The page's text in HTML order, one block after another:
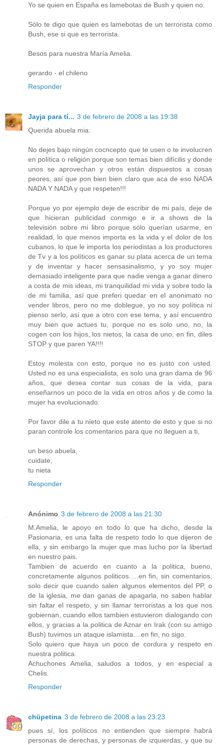
Yo se quien en España es lamebotas de Bush y quien no.
Sólo te digo que quien es lamebotas de un terrorista como
Bush, ese si que es terrorista.
Besos para nuestra María Amelia.
gerardo - el chileno
Responder
Jayja para tí... 3 de febrero de 2008 a las 19:38
Querida abuela mia:
No dejes bajo ningún cocncepto que te usen o te involucren
en política o religión porque son temas bien difícilis y donde
unos se aprovechan y otros están dispuestos a cosas
peores, así que pon bien bien claro que aca de eso NADA
NADA Y NADA y que respeten!!!
Porque yo por ejemplo deje de escribir de mi país, deje de
que hicieran publicidad conmigo e ir a shows de la
televisión sobre mi libro porque sólo querían usarme, en
realidad, lo que menos importa es la vida y el dolor de los
cubanos, lo que le importa los periodistas a los productores
de Tv y a los políticos es ganar su plata acerca de un tema
y de inventar y hacer sensasinalismo, y yo soy mujer
demasiado inteligente para que nadie venga a ganar dinero
a costa de mis ideas, mi tranquilidad mi vida y sobre todo la
de mi familia, así que preferi quedar en el anonimato no
vender libros, pero no me doblegue, yo no soy política ni
pienso serlo, así que a otro con ese tema, y así encuentro
muy bien que actues tu, porque no es solo uno, no, la
cogen con los hijos, los nietos, la casa de uno, en fin, diles
STOP y que paren YA!!!!
Estoy molesta con esto, porque no es justo con usted.
Usted no es una especialista, es solo una gran dama de 96
años, que desea contar sus cosas de la vida, para
enseñarnos un poco de la vida en otros años y de como la
mujer ha evolucionado.
Por favor dile a tu nieto que este atento de esto y que si no
paran controle los comentarios para que no lleguen a ti,
un beso abuela,
cuidate,
tu nieta
Responder
Anónimo 3 de febrero de 2008 a las 21:30
M.Amelia, le apoyo en todo lo que ha dicho, desde la
Pasionaria, es una falta de respeto todo lo que dijeron de
ella, y sin embargo la mujer que mas lucho por la libertad
en nuestro pais.
Tambien de acuerdo en cuanto a la politica, bueno,
concretamente algunos politicos.....en fin, sin comentarios,
solo decir que cuando salen algunos elementos del PP, o
de la iglesia, me dan ganas de apagarla, no saben hablar
sin faltar el respeto, y sin llamar terroristas a los que nos
gobiernan, cuando ellos tambien estuvieron dialogando con
ellos, y gracias a la politica de Aznar en Irak (con su amigo
Bush) tuvimos un ataque islamista....en fin, no sigo.
Solo quiero que haya un poco de cordura y respeto en
nuestra politica.
Achuchones Amelia, saludos a todos, y en especial a
Chelis.
Responder
chüpetina 3 de febrero de 2008 a las 23:23
pues sí, los políticos no entienden que siempre habrá
personas de derechas, y personas de izquierdas, y que su